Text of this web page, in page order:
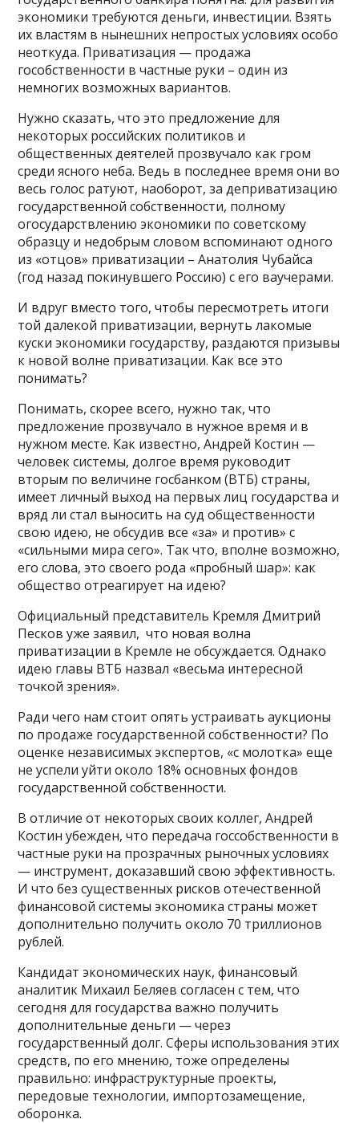
экономики требуются деньги, инвестиции. Взять
их властям в нынешних непростых условиях особо
неоткуда. Приватизация — продажа
гособственности в частные руки – один из
немногих возможных вариантов.
Нужно сказать, что это предложение для
некоторых российских политиков и
общественных деятелей прозвучало как гром
среди ясного неба. Ведь в последнее время они во
весь голос ратуют, наоборот, за деприватизацию
государственной собственности, полному
огосударствлению экономики по советскому
образцу и недобрым словом вспоминают одного
из «отцов» приватизации – Анатолия Чубайса
(год назад покинувшего Россию) с его ваучерами.
И вдруг вместо того, чтобы пересмотреть итоги
той далекой приватизации, вернуть лакомые
куски экономики государству, раздаются призывы
к новой волне приватизации. Как все это
понимать?
Понимать, скорее всего, нужно так, что
предложение прозвучало в нужное время и в
нужном месте. Как известно, Андрей Костин —
человек системы, долгое время руководит
вторым по величине госбанком (ВТБ) страны,
имеет личный выход на первых лиц государства и
вряд ли стал выносить на суд общественности
свою идею, не обсудив все «за» и против» с
«сильными мира сего». Так что, вполне возможно,
его слова, это своего рода «пробный шар»: как
общество отреагирует на идею?
Официальный представитель Кремля Дмитрий
Песков уже заявил, что новая волна
приватизации в Кремле не обсуждается. Однако
идею главы ВТБ назвал «весьма интересной
точкой зрения».
Ради чего нам стоит опять устраивать аукционы
по продаже государственной собственности? По
оценке независимых экспертов, «с молотка» еще
не успели уйти около 18% основных фондов
государственной собственности.
В отличие от некоторых своих коллег, Андрей
Костин убежден, что передача госсобственности в
частные руки на прозрачных рыночных условиях
— инструмент, доказавший свою эффективность.
И что без существенных рисков отечественной
финансовой системы экономика страны может
дополнительно получить около 70 триллионов
рублей.
Кандидат экономических наук, финансовый
аналитик Михаил Беляев согласен с тем, что
сегодня для государства важно получить
дополнительные деньги — через
государственный долг. Сферы использования этих
средств, по его мнению, тоже определены
правильно: инфраструктурные проекты,
передовые технологии, импортозамещение,
оборонка.